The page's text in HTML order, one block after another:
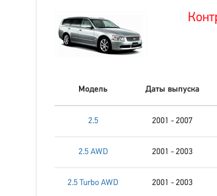
Модель Даты выпуска
2.5 2001 - 2007
2.5 AWD 2001 - 2003
2.5 Turbo AWD 2001 - 2003